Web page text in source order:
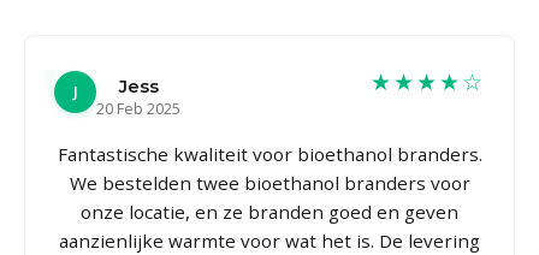
J
Jess
20 Feb 2025
★★★★☆
Fantastische kwaliteit voor bioethanol branders.
We bestelden twee bioethanol branders voor
onze locatie, en ze branden goed en geven
aanzienlijke warmte voor wat het is. De levering